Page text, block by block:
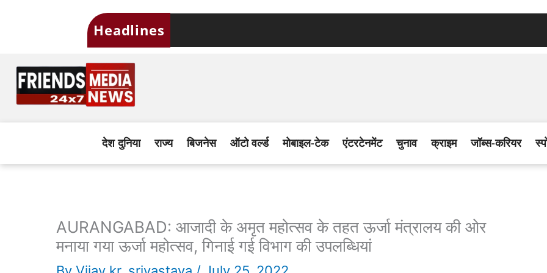
Headlines
देश दुनिया राज्य बिजनेस ऑटो वर्ल्ड मोबाइल-टेक एंटरटेनमेंट चुनाव क्राइम जॉब्स-करियर
AURANGABAD: आजादी के अमृत महोत्सव के तहत ऊर्जा मंत्रालय की ओर
मनाया गया ऊर्जा महोत्सव, गिनाई गई विभाग की उपलब्धियां